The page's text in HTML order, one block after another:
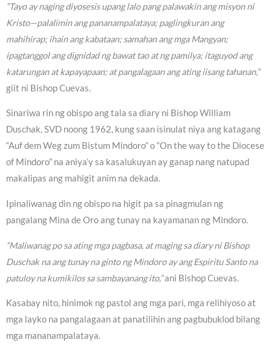
“Tayo ay naging diyosesis upang lalo pang palawakin ang misyon ni
Kristo—palalimin ang pananampalataya; paglingkuran ang
mahihirap; ihain ang kabataan; samahan ang mga Mangyan;
ipagtanggol ang dignidad ng bawat tao at ng pamilya; itaguyod ang
katarungan at kapayapaan; at pangalagaan ang ating iisang tahanan,”
giit ni Bishop Cuevas.
Sinariwa rin ng obispo ang tala sa diary ni Bishop William
Duschak, SVD noong 1962, kung saan isinulat niya ang katagang
“Auf dem Weg zum Bistum Mindoro” o “On the way to the Diocese
of Mindoro” na aniya’y sa kasalukuyan ay ganap nang natupad
makalipas ang mahigit anim na dekada.
Ipinaliwanag din ng obispo na higit pa sa pinagmulan ng
pangalang Mina de Oro ang tunay na kayamanan ng Mindoro.
“Maliwanag po sa ating mga pagbasa, at maging sa diary ni Bishop
Duschak na ang tunay na ginto ng Mindoro ay ang Espiritu Santo na
patuloy na kumikilos sa sambayanang ito,”ani Bishop Cuevas.
Kasabay nito, hinimok ng pastol ang mga pari, mga relihiyoso at
mga layko na pangalagaan at panatilihin ang pagbubuklod bilang
mga mananampalataya.